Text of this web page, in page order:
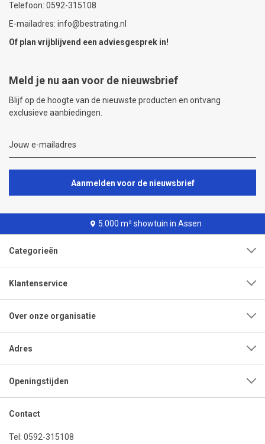
Telefoon: 0592-315108
E-mailadres: info@bestrating.nl
Of plan vrijblijvend een adviesgesprek in!
Meld je nu aan voor de nieuwsbrief
Blijf op de hoogte van de nieuwste producten en ontvang
exclusieve aanbiedingen.
Aanmelden voor de nieuwsbrief
5.000 m² showtuin in Assen
Categorieën
Klantenservice
Over onze organisatie
Adres
Openingstijden
Contact
Tel: 0592-315108